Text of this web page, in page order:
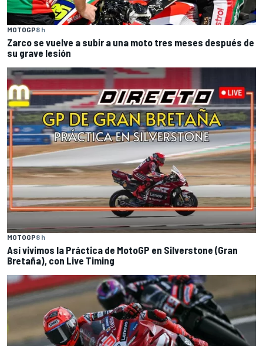
MOTOGP8 h
Zarco se vuelve a subir a una moto tres meses después de
su grave lesión
MOTOGP8 h
Así vivimos la Práctica de MotoGP en Silverstone (Gran
Bretaña), con Live Timing